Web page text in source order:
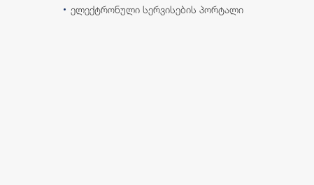
ელექტრონული სერვისების პორტალი